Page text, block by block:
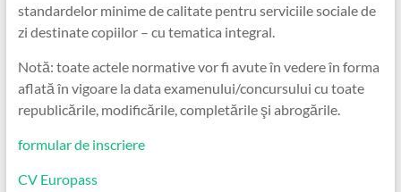
standardelor minime de calitate pentru serviciile sociale de
zi destinate copiilor – cu tematica integral.
Notă: toate actele normative vor fi avute în vedere în forma
aflată în vigoare la data examenului/concursului cu toate
republicările, modificările, completările şi abrogările.
formular de inscriere
CV Europass